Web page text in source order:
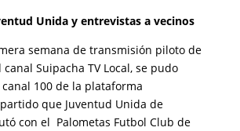
Unida y entrevistas a vecinos
semana de transmisión piloto de
Suipacha TV Local, se pudo
100 de la plataforma
partido que Juventud Unida de
con el Palometas Futbol Club de